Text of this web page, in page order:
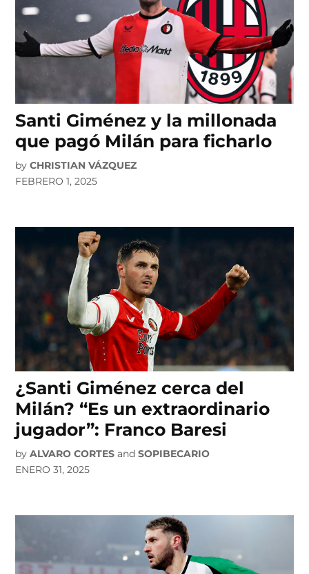
Santi Giménez y la millonada
que pagó Milán para ficharlo
by CHRISTIAN VÁZQUEZ
FEBRERO 1, 2025
¿Santi Giménez cerca del
Milán? “Es un extraordinario
jugador”: Franco Baresi
by ALVARO CORTES andSOPIBECARIO
ENERO 31, 2025